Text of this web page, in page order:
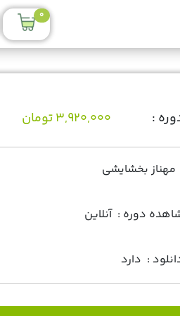
0
: 3,920,000 تومان
مهناز بخشایشی
دوره : آنلاین
: دارد